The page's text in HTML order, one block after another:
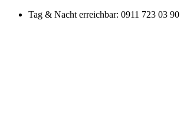
Zum
Tag & Nacht erreichbar: 0911 723 03 90